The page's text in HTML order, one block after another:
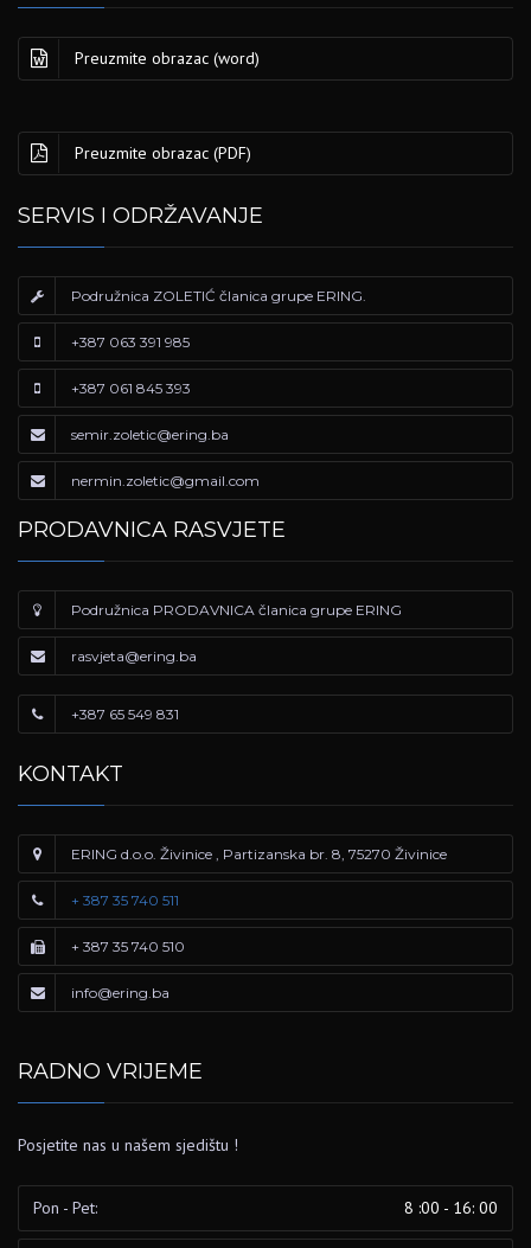
Preuzmite obrazac (word)
Preuzmite obrazac (PDF)
SERVIS I ODRŽAVANJE
Podružnica ZOLETIĆ članica grupe ERING.
+387 063 391 985
+387 061 845 393
semir.zoletic@ering.ba
nermin.zoletic@gmail.com
PRODAVNICA RASVJETE
Podružnica PRODAVNICA članica grupe ERING
rasvjeta@ering.ba
+387 65 549 831
KONTAKT
ERING d.o.o. Živinice , Partizanska br. 8, 75270 Živinice
+ 387 35 740 511
+ 387 35 740 510
info@ering.ba
RADNO VRIJEME
Posjetite nas u našem sjedištu !
Pon - Pet: 8 :00 - 16: 00